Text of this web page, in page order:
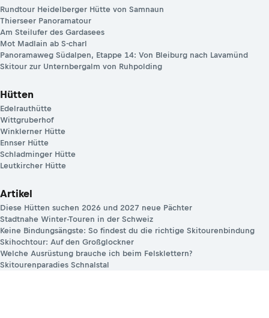
Rundtour Heidelberger Hütte von Samnaun
Thierseer Panoramatour
Am Steilufer des Gardasees
Mot Madlain ab S-charl
Panoramaweg Südalpen, Etappe 14: Von Bleiburg nach Lavamünd
Skitour zur Unternbergalm von Ruhpolding
Hütten
Edelrauthütte
Wittgruberhof
Winklerner Hütte
Ennser Hütte
Schladminger Hütte
Leutkircher Hütte
Artikel
Diese Hütten suchen 2026 und 2027 neue Pächter
Stadtnahe Winter-Touren in der Schweiz
Keine Bindungsängste: So findest du die richtige Skitourenbindung
Skihochtour: Auf den Großglockner
Welche Ausrüstung brauche ich beim Felsklettern?
Skitourenparadies Schnalstal